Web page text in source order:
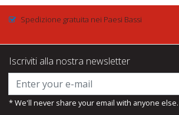
Spedizione gratuita nei Paesi Bassi
Iscriviti alla nostra newsletter
* We'll never share your email with anyone else.